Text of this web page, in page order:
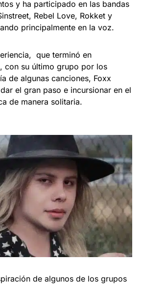
y ha participado en las bandas
Rebel Love, Rokket y
principalmente en la voz.
que terminó en
con su último grupo por los
de algunas canciones, Foxx
el gran paso e incursionar en el
de manera solitaria.
de algunos de los grupos